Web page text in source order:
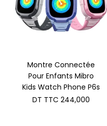
Montre Connectée
Pour Enfants Mibro
Kids Watch Phone P6s
DT TTC 244,000